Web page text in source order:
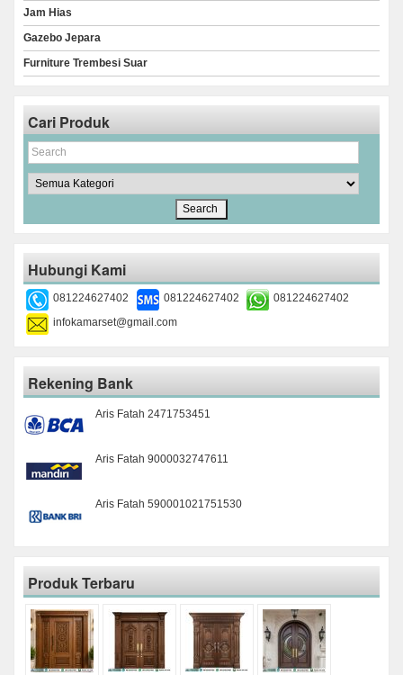
Jam Hias
Gazebo Jepara
Furniture Trembesi Suar
Cari Produk
Hubungi Kami
081224627402 081224627402
081224627402
infokamarset@gmail.com
Rekening Bank
Aris Fatah 2471753451
Aris Fatah 9000032747611
Aris Fatah 590001021751530
Produk Terbaru